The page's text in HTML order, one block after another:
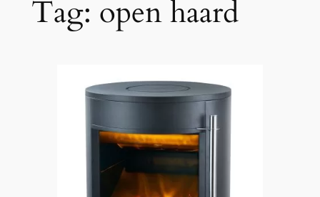
Tag: open haard